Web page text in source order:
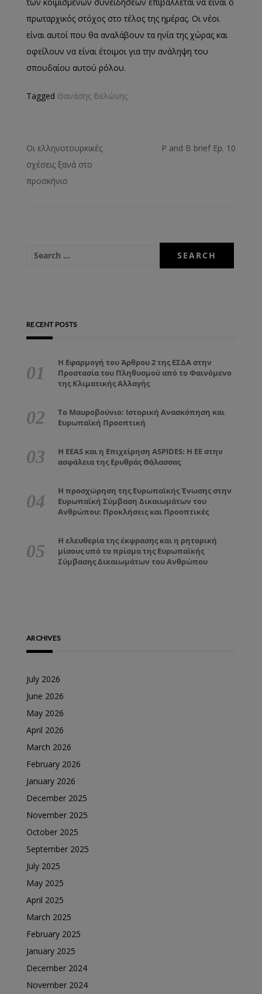
πρωταρχικός στόχος στο τέλος της ημέρας. Οι νέοι
είναι αυτοί που θα αναλάβουν τα ηνία της χώρας και
οφείλουν να είναι έτοιμοι για την ανάληψη του
σπουδαίου αυτού ρόλου.
Tagged Θανάσης Βελώνης
Οι ελληνοτουρκικές
σχέσεις ξανά στο
προσκήνιο
P and B brief Ep. 10
RECENT POSTS
Η Εφαρμογή του Άρθρου 2 της ΕΣΔΑ στην
Προστασία του Πληθυσμού από το Φαινόμενο
της Κλιματικής Αλλαγής
Το Μαυροβούνιο: Ιστορική Ανασκόπηση και
Ευρωπαϊκή Προοπτική
Η EEAS και η Επιχείρηση ASPIDES: Η ΕΕ στην
ασφάλεια της Ερυθράς Θάλασσας
Η προσχώρηση της Ευρωπαϊκής Ένωσης στην
Ευρωπαϊκή Σύμβαση Δικαιωμάτων του
Ανθρώπου: Προκλήσεις και Προοπτικές
Η ελευθερία της έκφρασης και η ρητορική
μίσους υπό το πρίσμα της Ευρωπαϊκής
Σύμβασης Δικαιωμάτων του Ανθρώπου
ARCHIVES
July 2026
June 2026
May 2026
April 2026
March 2026
February 2026
January 2026
December 2025
November 2025
October 2025
September 2025
July 2025
May 2025
April 2025
March 2025
February 2025
January 2025
December 2024
November 2024